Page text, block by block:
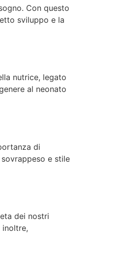
Con questo
sviluppo e la
nutrice, legato
al neonato
di
e stile
dei nostri
inoltre,